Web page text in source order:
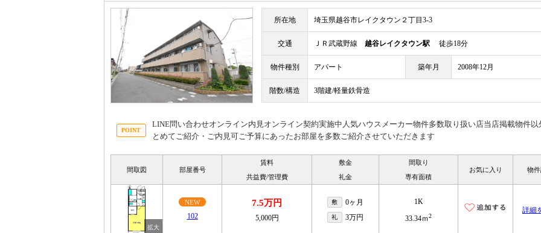
所在地 埼玉県越谷市レイクタウン２丁目3-3
交通 ＪＲ武蔵野線 越谷レイクタウン駅 徒歩18分
物件種別 アパート 築年月 2008年12月
階数/構造 3階建/軽量鉄骨造
LINE問い合わせオンライン内見オンライン契約実施中人気ハウスメーカー物件多数取り扱い店当店掲載物件以
とめてご紹介・ご内見可ご予算にあったお部屋を多数ご紹介させていただきます
間取図 部屋番号
賃料
共益費/管理費
敷金
礼金
間取り
専有面積
お気に入り 物
NEW
102
7.5万円
5,000円
敷 0ヶ月
礼 3万円
1K
33.34ｍ2
詳細